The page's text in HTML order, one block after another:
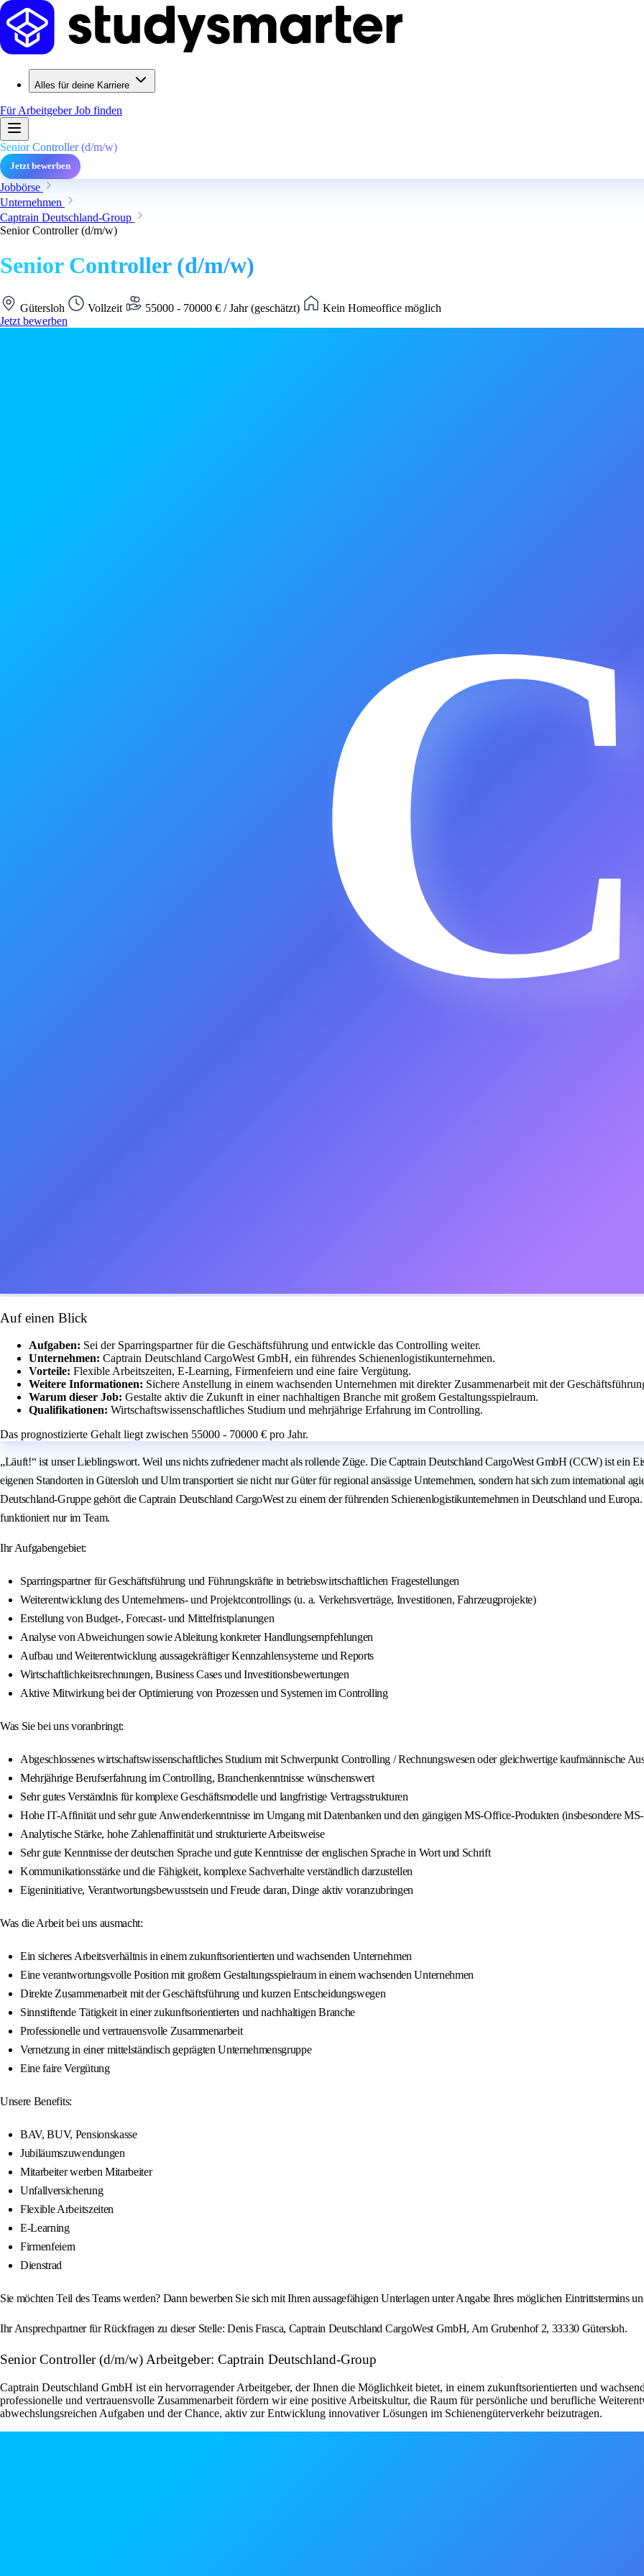
Alles für deine Karriere
Für ArbeitgeberJob finden
Senior Controller (d/m/w)
Jetzt bewerben
Jobbörse
Unternehmen
Captrain Deutschland-Group
Senior Controller (d/m/w)
Senior Controller (d/m/w)
Gütersloh Vollzeit 55000 - 70000 € / Jahr (geschätzt)
Kein Homeoffice möglich
Jetzt bewerben
Auf einen Blick
Aufgaben: Sei der Sparringspartner für die Geschäftsführung und entwickle das Controlling weiter.
Unternehmen: Captrain Deutschland CargoWest GmbH, ein führendes Schienenlogistikunternehmen.
Vorteile: Flexible Arbeitszeiten, E-Learning, Firmenfeiern und eine faire Vergütung.
Weitere Informationen: Sichere Anstellung in einem wachsenden Unternehmen mit direkter Zusammenarbeit mit der
Warum dieser Job: Gestalte aktiv die Zukunft in einer nachhaltigen Branche mit großem Gestaltungsspielraum.
Qualifikationen: Wirtschaftswissenschaftliches Studium und mehrjährige Erfahrung im Controlling.
Das prognostizierte Gehalt liegt zwischen 55000 - 70000 € pro Jahr.
„Läuft!“ ist unser Lieblingswort. Weil uns nichts zufriedener macht als rollende Züge. Die Captrain Deutschland CargoWest GmbH (CCW) ist ein
eigenen Standorten in Gütersloh und Ulm transportiert sie nicht nur Güter für regional ansässige Unternehmen, sondern hat sich zum international
Deutschland-Gruppe gehört die Captrain Deutschland CargoWest zu einem der führenden Schienenlogistikunternehmen in Deutschland und
funktioniert nur im Team.
Ihr Aufgabengebiet:
Sparringspartner für Geschäftsführung und Führungskräfte in betriebswirtschaftlichen Fragestellungen
Weiterentwicklung des Unternehmens- und Projektcontrollings (u. a. Verkehrsverträge, Investitionen, Fahrzeugprojekte)
Erstellung von Budget-, Forecast- und Mittelfristplanungen
Analyse von Abweichungen sowie Ableitung konkreter Handlungsempfehlungen
Aufbau und Weiterentwicklung aussagekräftiger Kennzahlensysteme und Reports
Wirtschaftlichkeitsrechnungen, Business Cases und Investitionsbewertungen
Aktive Mitwirkung bei der Optimierung von Prozessen und Systemen im Controlling
Was Sie bei uns voranbringt:
Abgeschlossenes wirtschaftswissenschaftliches Studium mit Schwerpunkt Controlling / Rechnungswesen oder gleichwertige kaufmännische
Mehrjährige Berufserfahrung im Controlling, Branchenkenntnisse wünschenswert
Sehr gutes Verständnis für komplexe Geschäftsmodelle und langfristige Vertragsstrukturen
Hohe IT-Affinität und sehr gute Anwenderkenntnisse im Umgang mit Datenbanken und den gängigen MS-Office-Produkten (insbesondere
Analytische Stärke, hohe Zahlenaffinität und strukturierte Arbeitsweise
Sehr gute Kenntnisse der deutschen Sprache und gute Kenntnisse der englischen Sprache in Wort und Schrift
Kommunikationsstärke und die Fähigkeit, komplexe Sachverhalte verständlich darzustellen
Eigeninitiative, Verantwortungsbewusstsein und Freude daran, Dinge aktiv voranzubringen
Was die Arbeit bei uns ausmacht:
Ein sicheres Arbeitsverhältnis in einem zukunftsorientierten und wachsenden Unternehmen
Eine verantwortungsvolle Position mit großem Gestaltungsspielraum in einem wachsenden Unternehmen
Direkte Zusammenarbeit mit der Geschäftsführung und kurzen Entscheidungswegen
Sinnstiftende Tätigkeit in einer zukunftsorientierten und nachhaltigen Branche
Professionelle und vertrauensvolle Zusammenarbeit
Vernetzung in einer mittelständisch geprägten Unternehmensgruppe
Eine faire Vergütung
Unsere Benefits:
BAV, BUV, Pensionskasse
Jubiläumszuwendungen
Mitarbeiter werben Mitarbeiter
Unfallversicherung
Flexible Arbeitszeiten
E-Learning
Firmenfeiern
Dienstrad
Sie möchten Teil des Teams werden? Dann bewerben Sie sich mit Ihren aussagefähigen Unterlagen unter Angabe Ihres möglichen Eintrittstermins
Ihr Ansprechpartner für Rückfragen zu dieser Stelle: Denis Frasca, Captrain Deutschland CargoWest GmbH, Am Grubenhof 2, 33330 Gütersloh.
Senior Controller (d/m/w) Arbeitgeber: Captrain Deutschland-Group
Captrain Deutschland GmbH ist ein hervorragender Arbeitgeber, der Ihnen die Möglichkeit bietet, in einem zukunftsorientierten und
professionelle und vertrauensvolle Zusammenarbeit fördern wir eine positive Arbeitskultur, die Raum für persönliche und berufliche
abwechslungsreichen Aufgaben und der Chance, aktiv zur Entwicklung innovativer Lösungen im Schienengüterverkehr beizutragen.